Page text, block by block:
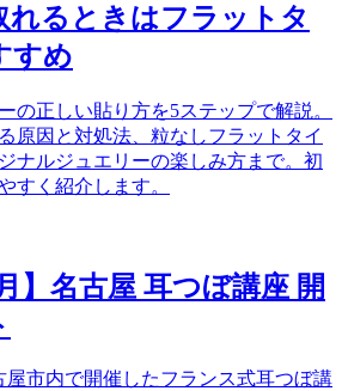
れるときはフラットタ
すめ
の正しい貼り方を5ステップで解説。
原因と対処法、粒なしフラットタイ
ナルジュエリーの楽しみ方まで。初
すく紹介します。
月】名古屋 耳つぼ講座 開
屋市内で開催したフランス式耳つぼ講